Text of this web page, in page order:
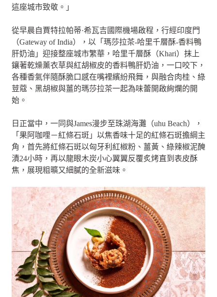
這座城市致敬。」
從早晨自賈特拉帕蒂·希瓦吉國際機場啟程，行經印度門
（Gateway of India），以「瑪莎拉茶-哈里千層酥-香料鴨
肝奶油」迎接整座城市繁華，哈里千層酥（Khari）抹上
鑲著乾燥薰衣草與紅胡椒皮的香料鴨肝奶油，一口咬下，
各種香氣伴隨酥脆口感在嘴裡繽紛飛舞，與融合肉桂、綠
荳蔻、黑胡椒與薑的瑪莎拉茶一起為味蕾開啟絢爛的開
始。
日正當中，一同與James漫步至珠湖海灘（uhu Beach），
「果阿咖哩－紅條石斑」以焦香味十足的紅條石斑擔綱主
角，首先將紅條石斑以匈牙利紅椒粉、薑黃、綠辣椒泥醃
漬24小時，再以龍眼木炭小心翼翼反覆炙烤直到表皮酥
焦，展現粗曠又細膩的全新滋味。